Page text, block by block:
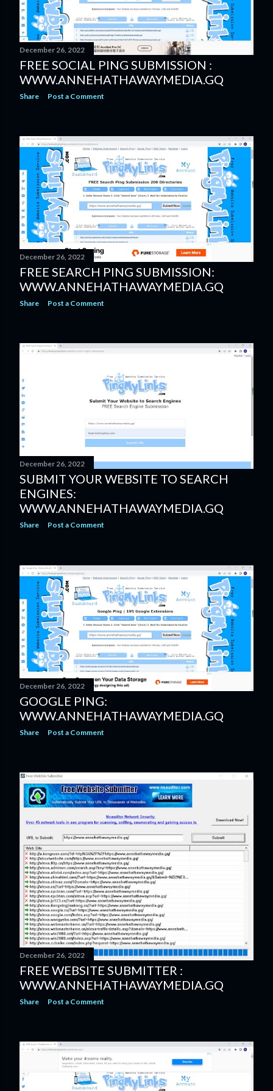
December 26, 2022
FREE SOCIAL PING SUBMISSION :
WWW.ANNEHATHAWAYMEDIA.GQ
Share Post a Comment
December 26, 2022
FREE SEARCH PING SUBMISSION:
WWW.ANNEHATHAWAYMEDIA.GQ
Share Post a Comment
December 26, 2022
SUBMIT YOUR WEBSITE TO SEARCH
ENGINES:
WWW.ANNEHATHAWAYMEDIA.GQ
Share Post a Comment
December 26, 2022
GOOGLE PING:
WWW.ANNEHATHAWAYMEDIA.GQ
Share Post a Comment
December 26, 2022
FREE WEBSITE SUBMITTER :
WWW.ANNEHATHAWAYMEDIA.GQ
Share Post a Comment